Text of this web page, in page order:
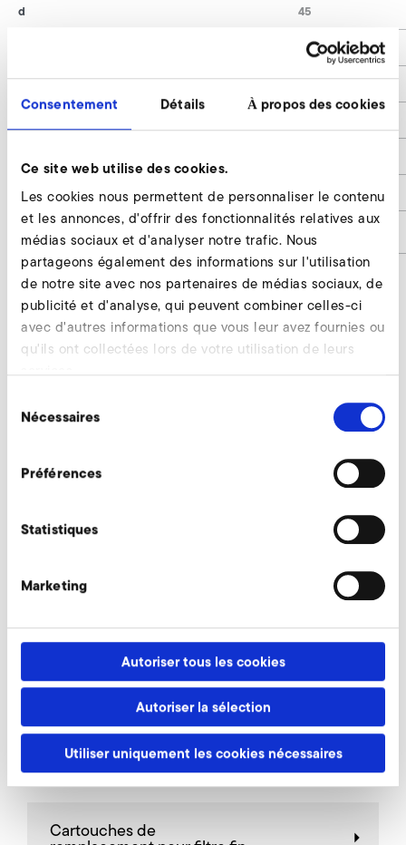
Consentement Détails À propos des cookies
Ce site web utilise des cookies.
Les cookies nous permettent de personnaliser le contenu
et les annonces, d'offrir des fonctionnalités relatives aux
médias sociaux et d'analyser notre trafic. Nous
partageons également des informations sur l'utilisation
de notre site avec nos partenaires de médias sociaux, de
publicité et d'analyse, qui peuvent combiner celles-ci
avec d'autres informations que vous leur avez fournies ou
qu'ils ont collectées lors de votre utilisation de leurs
duNécessaires
Préférences
Statistiques
Marketing
Autoriser tous les cookies
Autoriser la sélection
Utiliser uniquement les cookies nécessaires
d
d2
h1
Numéro d'article
45
68
79
12
9000105
Valve d'étranglement Demander
Nos experts restent à votre disposition.
Accessoires supplémentaires SD 420
Soupapes de raccordement
Soupapes de décharge
Cartouches de